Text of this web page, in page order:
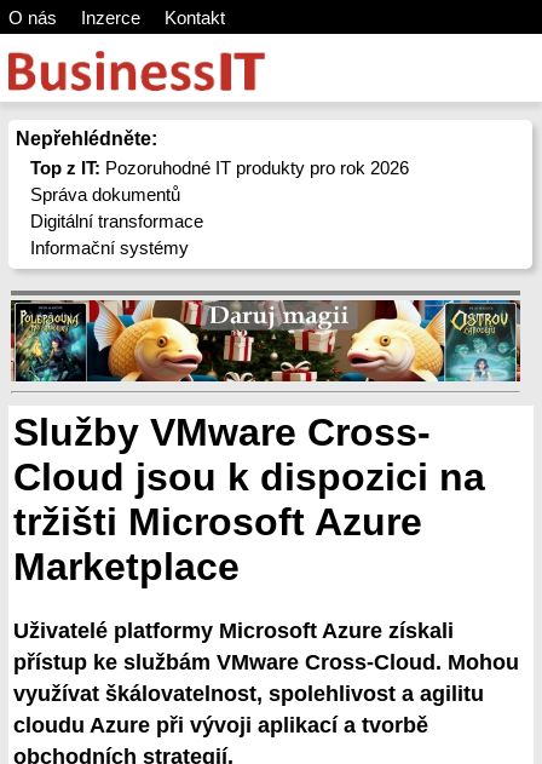
O nás Inzerce Kontakt
Nepřehlédněte:
Top z IT: Pozoruhodné IT produkty pro rok 2026
Správa dokumentů
Digitální transformace
Informační systémy
Služby VMware Cross-
Cloud jsou k dispozici na
tržišti Microsoft Azure
Marketplace
Uživatelé platformy Microsoft Azure získali
přístup ke službám VMware Cross-Cloud. Mohou
využívat škálovatelnost, spolehlivost a agilitu
cloudu Azure při vývoji aplikací a tvorbě
obchodních strategií.